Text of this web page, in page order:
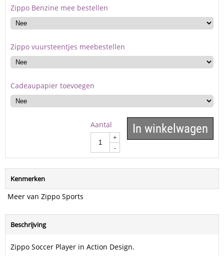
Zippo Benzine mee bestellen
Zippo vuursteentjes meebestellen
Cadeaupapier toevoegen
Aantal
+
-
In winkelwagen
Kenmerken
Meer van Zippo Sports
Beschrijving
Zippo Soccer Player in Action Design.